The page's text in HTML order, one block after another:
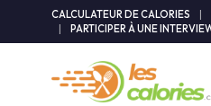
CALCULATEUR DE CALORIES
PARTICIPER À UNE
Panneau de gestion des cookies